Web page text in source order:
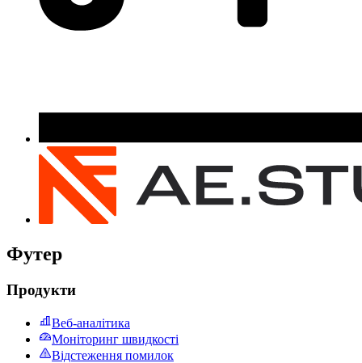
Футер
Продукти
Веб-аналітика
Моніторинг швидкості
Відстеження помилок